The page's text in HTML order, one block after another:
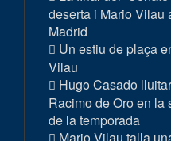
deserta i Mario Vilau
Madrid
Un estiu de plaça
Vilau
Hugo Casado
Racimo de Oro en
de la temporada